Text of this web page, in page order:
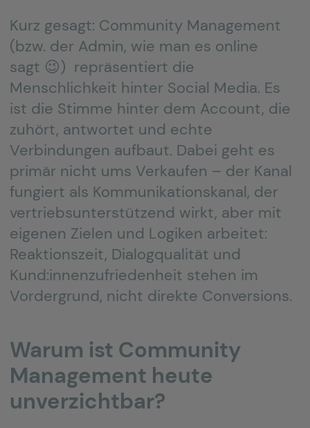
Kurz gesagt: Community Management
(bzw. der Admin, wie man es online
sagt 😉) repräsentiert die
Menschlichkeit hinter Social Media. Es
ist die Stimme hinter dem Account, die
zuhört, antwortet und echte
Verbindungen aufbaut. Dabei geht es
primär nicht ums Verkaufen – der Kanal
fungiert als Kommunikationskanal, der
vertriebsunterstützend wirkt, aber mit
eigenen Zielen und Logiken arbeitet:
Reaktionszeit, Dialogqualität und
Kund:innenzufriedenheit stehen im
Vordergrund, nicht direkte Conversions.
Warum ist Community
Management heute
unverzichtbar?